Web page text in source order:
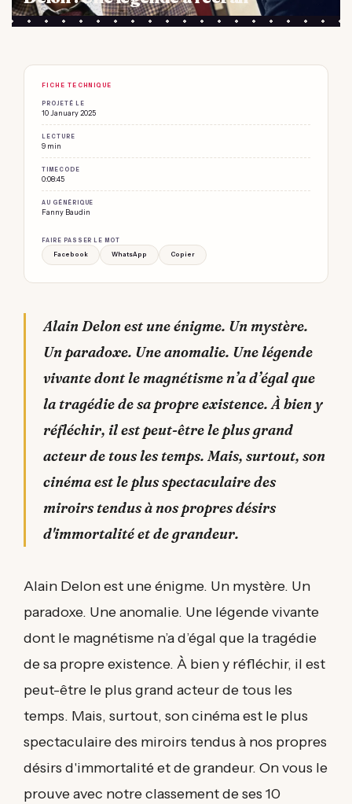
FICHE TECHNIQUE
PROJETÉ LE
10 January 2025
LECTURE
9 min
TIMECODE
0:08:45
AU GÉNÉRIQUE
Fanny Baudin
FAIRE PASSER LE MOT
Facebook
WhatsApp Copier
Alain Delon est une énigme. Un mystère.
Un paradoxe. Une anomalie. Une légende
vivante dont le magnétisme n’a d’égal que
la tragédie de sa propre existence. À bien y
réfléchir, il est peut-être le plus grand
acteur de tous les temps. Mais, surtout, son
cinéma est le plus spectaculaire des
miroirs tendus à nos propres désirs
d'immortalité et de grandeur.
Alain Delon est une énigme. Un mystère. Un
paradoxe. Une anomalie. Une légende vivante
dont le magnétisme n’a d’égal que la tragédie
de sa propre existence. À bien y réfléchir, il est
peut-être le plus grand acteur de tous les
temps. Mais, surtout, son cinéma est le plus
spectaculaire des miroirs tendus à nos propres
désirs d'immortalité et de grandeur. On vous le
prouve avec notre classement de ses 10